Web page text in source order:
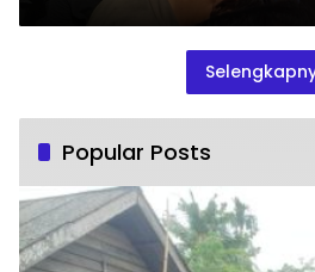
Popular Posts